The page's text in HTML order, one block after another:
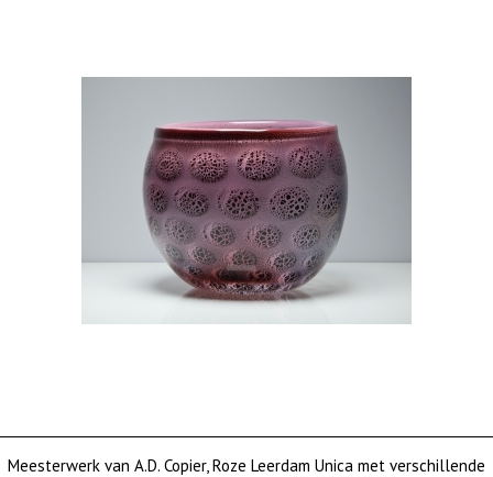
Meesterwerk van A.D. Copier, Roze Leerdam Unica met verschillende